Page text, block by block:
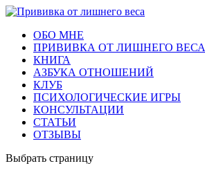
ОБО МНЕ
ПРИВИВКА ОТ ЛИШНЕГО ВЕСА
КНИГА
АЗБУКА ОТНОШЕНИЙ
КЛУБ
ПСИХОЛОГИЧЕСКИЕ ИГРЫ
КОНСУЛЬТАЦИИ
СТАТЬИ
ОТЗЫВЫ
Выбрать страницу